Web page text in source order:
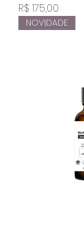
Preço
R$ 175,00
NOVIDADE